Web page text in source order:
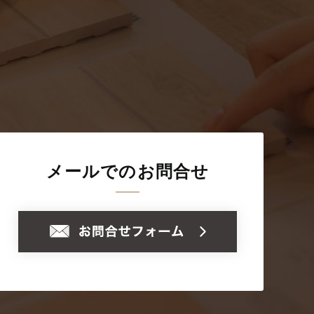
メールでのお問合せ